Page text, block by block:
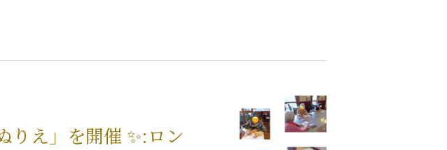
りえ」を開催 ✨:ロン